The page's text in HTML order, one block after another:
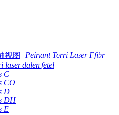
Peiriant Torri Laser Ffibr
laser dalen fetel
C
CO
D
DH
E